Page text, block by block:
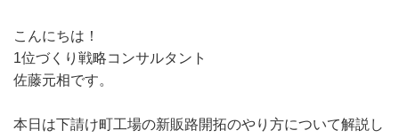
こんにちは！
1位づくり戦略コンサルタント
佐藤元相です。
本日は下請け町工場の新販路開拓のやり方について解説し